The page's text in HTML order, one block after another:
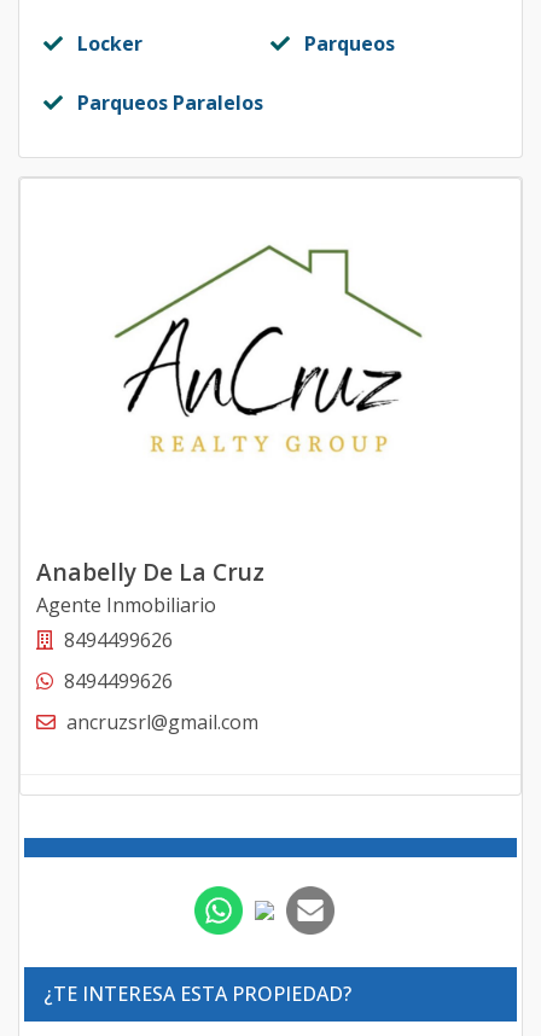
Locker Parqueos
Parqueos Paralelos
Anabelly De La Cruz
Agente Inmobiliario
8494499626
8494499626
ancruzsrl@gmail.com
¿TE INTERESA ESTA PROPIEDAD?